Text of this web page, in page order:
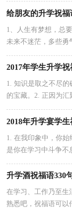
给朋友的升学祝福
1、人生有梦想，总
未来不迷茫，多些勇
学
2017年学生升学
1. 知识是取之不尽
的宝藏。2. 正因为
累起一点一滴，海水
2018年升学宴学
1. 在我印象中，你始
是你在学习中斗争不
升学酒祝福语330
在学习、工作乃至生
熟悉吧，祝福语可以